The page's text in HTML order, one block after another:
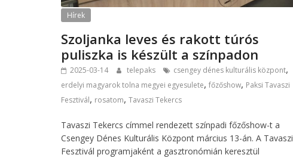
Hírek
Szoljanka leves és rakott túrós
puliszka is készült a színpadon
2025-03-14 telepaks csengey dénes kulturális központ,
erdelyi magyarok tolna megyei egyesulete, főzőshow, Paksi Tavaszi
Fesztivál, rosatom, Tavaszi Tekercs
Tavaszi Tekercs címmel rendezett színpadi főzőshow-t a
Csengey Dénes Kulturális Központ március 13-án. A Tavaszi
Fesztivál programjaként a gasztronómián keresztül